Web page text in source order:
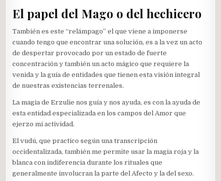
El papel del Mago o del hechicero
También es este “relámpago” el que viene a imponerse
cuando tengo que encontrar una solución, es a la vez un acto
de despertar provocado por un estado de fuerte
concentración y también un acto mágico que requiere la
venida y la guía de entidades que tienen esta visión integral
de nuestras existencias terrenales.
La magia de Erzulie nos guía y nos ayuda, es con la ayuda de
esta entidad especializada en los campos del Amor que
ejerzo mi actividad.
El vudú, que practico según una transcripción
occidentalizada, también me permite usar la magia roja y la
blanca con indiferencia durante los rituales que
generalmente involucran la parte del Afecto y la del sexo.